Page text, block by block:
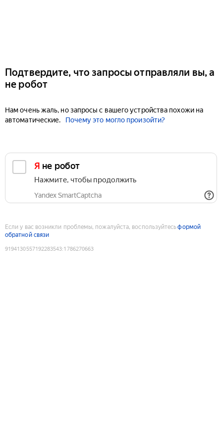
Подтвердите, что запросы отправляли вы, а
не робот
Нам очень жаль, но запросы с вашего устройства похожи на
автоматические.
Почему это могло произойти?
Я не робот
Нажмите, чтобы продолжить
Yandex SmartCaptcha
Если у вас возникли проблемы, пожалуйста, воспользуйтесьформой
обратной связи
9194130557192283543:1786270663